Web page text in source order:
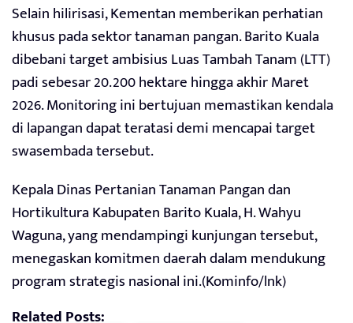
Selain hilirisasi, Kementan memberikan perhatian
khusus pada sektor tanaman pangan. Barito Kuala
dibebani target ambisius Luas Tambah Tanam (LTT)
padi sebesar 20.200 hektare hingga akhir Maret
2026. Monitoring ini bertujuan memastikan kendala
di lapangan dapat teratasi demi mencapai target
swasembada tersebut.
Kepala Dinas Pertanian Tanaman Pangan dan
Hortikultura Kabupaten Barito Kuala, H. Wahyu
Waguna, yang mendampingi kunjungan tersebut,
menegaskan komitmen daerah dalam mendukung
program strategis nasional ini.(Kominfo/lnk)
Related Posts: